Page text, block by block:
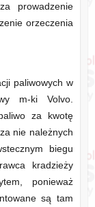
prowadzenie
orzeczenia
paliwowych w
m-ki Volvo.
za kwotę
nie należnych
biegu
kradzieży
ponieważ
są tam